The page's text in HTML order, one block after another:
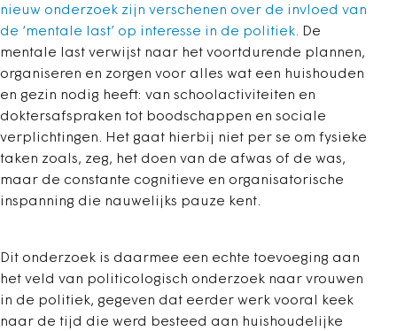
nieuw onderzoek zijn verschenen over de invloed van
de ‘mentale last’ op interesse in de politiek. De
mentale last verwijst naar het voortdurende plannen,
organiseren en zorgen voor alles wat een huishouden
en gezin nodig heeft: van schoolactiviteiten en
doktersafspraken tot boodschappen en sociale
verplichtingen. Het gaat hierbij niet per se om fysieke
taken zoals, zeg, het doen van de afwas of de was,
maar de constante cognitieve en organisatorische
inspanning die nauwelijks pauze kent.
Dit onderzoek is daarmee een echte toevoeging aan
het veld van politicologisch onderzoek naar vrouwen
in de politiek, gegeven dat eerder werk vooral keek
naar de tijd die werd besteed aan huishoudelijke